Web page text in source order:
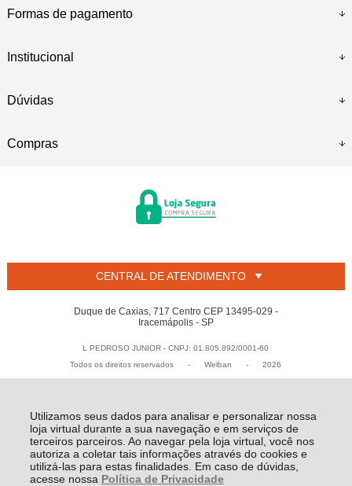
Utilizamos seus dados para analisar e personalizar nossa
loja virtual durante a sua navegação e em serviços de
terceiros parceiros. Ao navegar pela loja virtual, você nos
autoriza a coletar tais informações através do cookies e
utilizá-las para estas finalidades. Em caso de dúvidas,
acesse nossa Política de Privacidade
Formas de pagamento
Institucional
Dúvidas
Compras
CENTRAL DE ATENDIMENTO
Duque de Caxias, 717 Centro CEP 13495-029 -
Iracemápolis - SP
L PEDROSO JUNIOR - CNPJ: 01.805.892/0001-60
Todos os direitos reservados
- Welban - 2026